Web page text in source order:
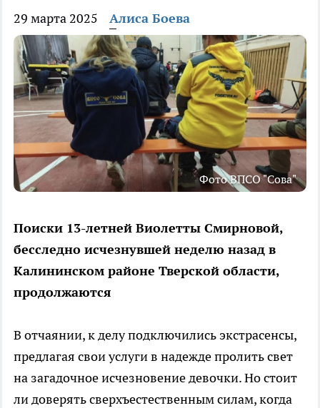
29 марта 2025 Алиса Боева
Фото ВПСО "Сова"
Поиски 13-летней Виолетты Смирновой,
бесследно исчезнувшей неделю назад в
Калининском районе Тверской области,
продолжаются
В отчаянии, к делу подключились экстрасенсы,
предлагая свои услуги в надежде пролить свет
на загадочное исчезновение девочки. Но стоит
ли доверять сверхъестественным силам, когда